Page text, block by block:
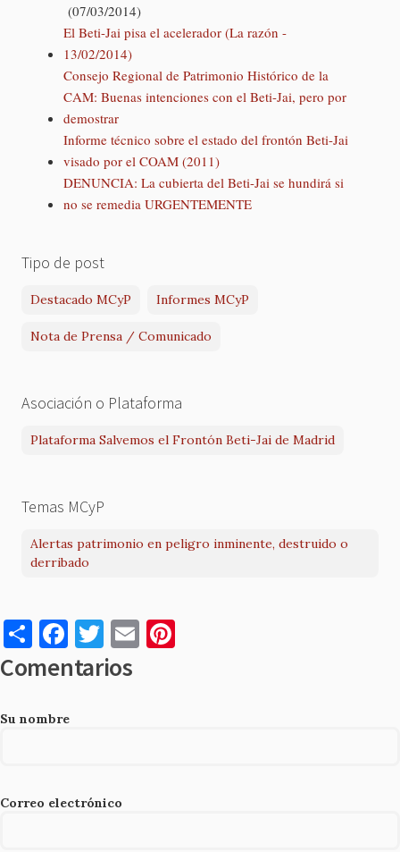
(07/03/2014)
El Beti-Jai pisa el acelerador (La razón -
13/02/2014)
Consejo Regional de Patrimonio Histórico de la
CAM: Buenas intenciones con el Beti-Jai, pero por
demostrar
Informe técnico sobre el estado del frontón Beti-Jai
visado por el COAM (2011)
DENUNCIA: La cubierta del Beti-Jai se hundirá si
no se remedia URGENTEMENTE
Tipo de post
Destacado MCyP Informes MCyP
Nota de Prensa / Comunicado
Asociación o Plataforma
Plataforma Salvemos el Frontón Beti-Jai de Madrid
Temas MCyP
Alertas patrimonio en peligro inminente, destruido o
derribado
S
h
ar
e
F
a
c
e
o
T
w
it
E
m
Comentarios
Su nombre
Correo electrónico